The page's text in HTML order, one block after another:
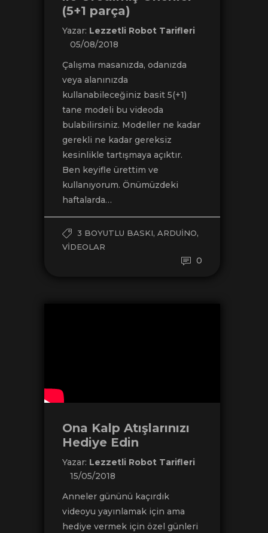
(5+1 parça)
Yazar: Lezzetli Robot Tarifleri
05/08/2018
Çalışma masanızda, odanızda
veya alanınızda
kullanabileceğiniz basit 5(+1)
tane modeli bu videoda
bulabilirsiniz. Modeller ne kadar
gerekli ne kadar gereksiz
kesinlikle tartışmaya açıktır.
Ben keyifle ürettim ve
kullanıyorum. Önümüzdeki
haftalarda…
3 BOYUTLU BASKI, ARDUINO,
VIDEOLAR
0
Ona Kalp Atışlarınızı
Hediye Edin
Yazar: Lezzetli Robot Tarifleri
15/05/2018
Anneler gününü kaçırdık
videoyu yayınlamak için ama
hediye vermek için özel günleri